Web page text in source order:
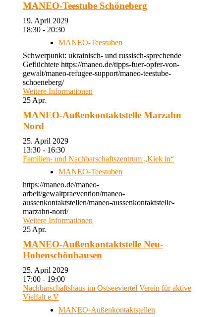
MANEO-Teestube Schöneberg
19. April 2029
18:30 - 20:30
MANEO-Teestuben
Schwerpunkt: ukrainisch- und russisch-sprechende
Geflüchtete https://maneo.de/tipps-fuer-opfer-von-
gewalt/maneo-refugee-support/maneo-teestube-
schoeneberg/
Weitere Informationen
25 Apr.
MANEO-Außenkontaktstelle Marzahn
Nord
25. April 2029
13:30 - 16:30
Familien- und Nachbarschaftszentrum „Kiek in“
MANEO-Teestuben
https://maneo.de/maneo-
arbeit/gewaltpraevention/maneo-
aussenkontaktstellen/maneo-aussenkontaktstelle-
marzahn-nord/
Weitere Informationen
25 Apr.
MANEO-Außenkontaktstelle Neu-
Hohenschönhausen
25. April 2029
17:00 - 19:00
Nachbarschaftshaus im Ostseeviertel Verein für aktive
Vielfalt e.V
MANEO-Außenkontaktstellen